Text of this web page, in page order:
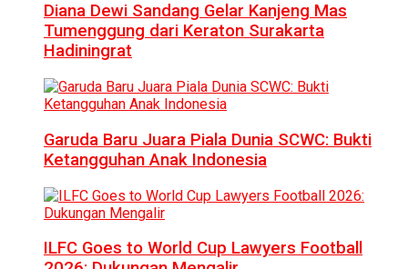
Diana Dewi Sandang Gelar Kanjeng Mas
Tumenggung dari Keraton Surakarta
Hadiningrat
Garuda Baru Juara Piala Dunia SCWC: Bukti
Ketangguhan Anak Indonesia
ILFC Goes to World Cup Lawyers Football